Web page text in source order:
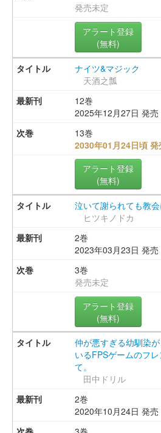
発売未定
アラート登録
(無料)
ナイツ&マジック
天酒之瓢
12巻
2025年12月27日 発売
13巻
2030年01月24日頃 発
アラート登録
(無料)
泣いて謝られても教
ヒツキノドカ
2巻
2023年03月23日 発売
3巻
発売未定
アラート登録
(無料)
仲が悪すぎる幼馴染
いるFPSゲームのフ
て。
田中ドリル
2巻
2020年10月24日 発売